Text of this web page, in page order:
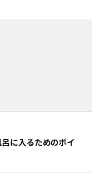
に入るためのポイ